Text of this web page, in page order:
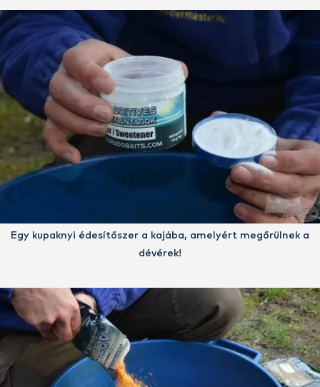
Egy kupaknyi édesítőszer a kajába, amelyért megőrülnek a
dévérek!